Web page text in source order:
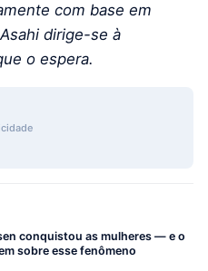
com base em
dirige-se à
o espera.
conquistou as mulheres — e o
sobre esse fenômeno